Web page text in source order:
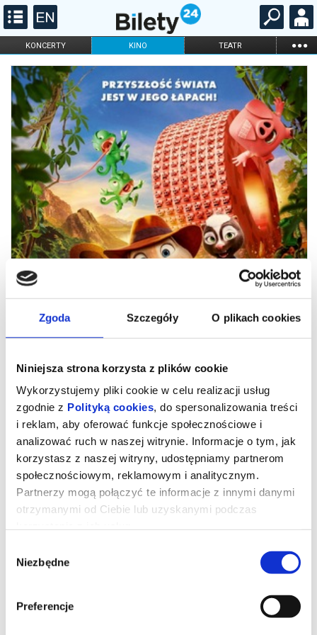
Zgoda Szczegóły O plikach cookies
Niniejsza strona korzysta z plików cookie
Wykorzystujemy pliki cookie w celu realizacji usług
zgodnie z Polityką cookies, do spersonalizowania treści
i reklam, aby oferować funkcje społecznościowe i
analizować ruch w naszej witrynie. Informacje o tym, jak
korzystasz z naszej witryny, udostępniamy partnerom
społecznościowym, reklamowym i analitycznym.
Partnerzy mogą połączyć te informacje z innymi danymi
otrzymanymi od Ciebie lub uzyskanymi podczas
zgody
Niezbędne
Preferencje
KONCERTY KINO TEATR ...
FILHARMONIA OPERA I BALET
STAND-UP
DLA DZIECI
ONLINE KARNETY
KUROZAJĄC I ŚWIĄTYNIA
Udostępnij
bycia sobą. I o wyprawie, której nie powstydziłby się sam Indiana
Jones!
Gdy wyjątkowy pół kurczak, pół zając odkrywa, że nie jest sam i